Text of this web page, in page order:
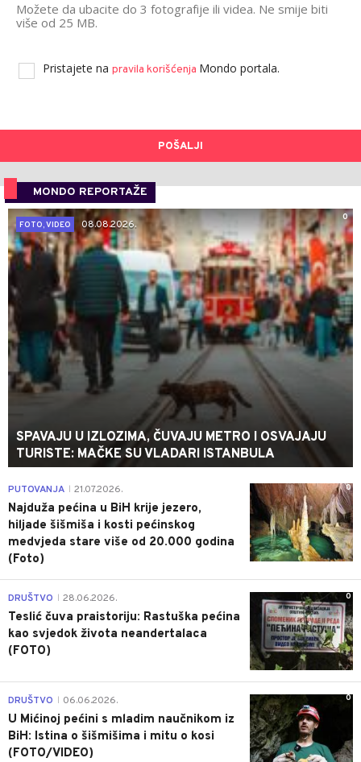
Možete da ubacite do 3 fotografije ili videa. Ne smije biti
više od 25 MB.
Pristajete na pravila korišćenja Mondo portala.
POŠALJI
MONDO REPORTAŽE
0
FOTO, VIDEO
08.08.2026.
SPAVAJU U IZLOZIMA, ČUVAJU METRO I OSVAJAJU
TURISTE: MAČKE SU VLADARI ISTANBULA
0
PUTOVANJA 21.07.2026.
Najduža pećina u BiH krije jezero,
hiljade šišmiša i kosti pećinskog
medvjeda stare više od 20.000 godina
(Foto)
0
DRUŠTVO 28.06.2026.
Teslić čuva praistoriju: Rastuška pećina
kao svjedok života neandertalaca
(FOTO)
0
DRUŠTVO 06.06.2026.
U Mićinoj pećini s mladim naučnikom iz
BiH: Istina o šišmišima i mitu o kosi
(FOTO/VIDEO)